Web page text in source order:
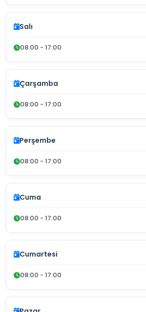
Salı
08:00 - 17:00
Çarşamba
08:00 - 17:00
Perşembe
08:00 - 17:00
Cuma
08:00 - 17:00
Cumartesi
08:00 - 17:00